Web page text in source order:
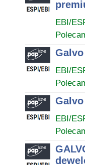
EBI/
EBI/
EBI/